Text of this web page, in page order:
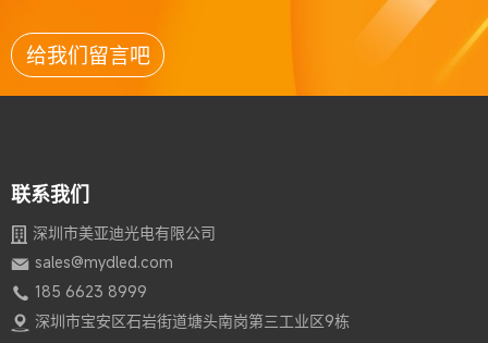
给我们留言吧
联系我们
深圳市美亚迪光电有限公司
sales@mydled.com
185 6623 8999
深圳市宝安区石岩街道塘头南岗第三工业区9栋